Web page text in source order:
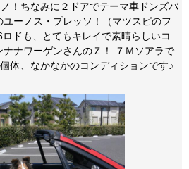
！ちなみに２ドアでテーマ車ドンズバ
ーノス・プレッソ！（マツスピのフ
ドも、とてもキレイで素晴らしいコ
ナワーゲンさんのＺ！ ７Ｍソアラで
体、なかなかのコンディションです♪